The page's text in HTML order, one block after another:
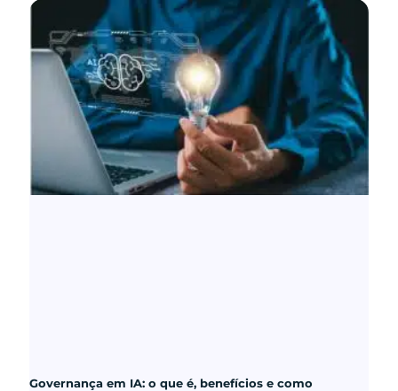
Governança em IA: o que é, benefícios e como